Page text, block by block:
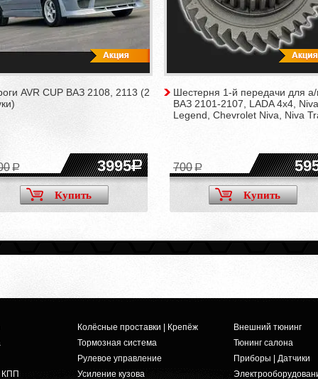
AVR CUP ВАЗ 2108, 2113 (2
3995
Купить
Шестерня 1-й передачи для
ВАЗ 2101-2107, LADA 4x4, Niva
Legend, Chevrolet Niva, Niva
700
Купить
КПП
Колёсные проставки | Крепёж
Тормозная система
Рулевое управление
Усиление кузова
Внешний тюнинг
Тюнинг салона
Приборы | Датчики